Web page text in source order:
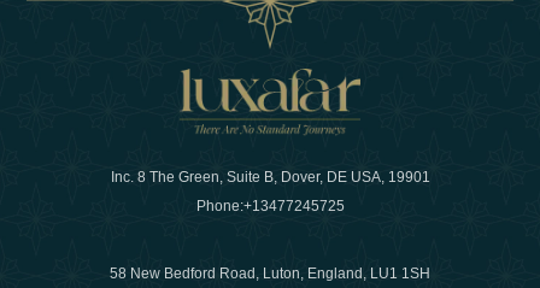
Inc. 8 The Green, Suite B, Dover, DE USA, 19901
Phone:+13477245725
58 New Bedford Road, Luton, England, LU1 1SH